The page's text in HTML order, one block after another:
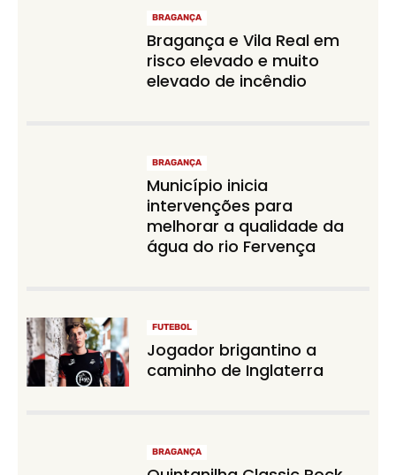
BRAGANÇA
Bragança e Vila Real em
risco elevado e muito
elevado de incêndio
BRAGANÇA
Município inicia
intervenções para
melhorar a qualidade da
água do rio Fervença
FUTEBOL
Jogador brigantino a
caminho de Inglaterra
BRAGANÇA